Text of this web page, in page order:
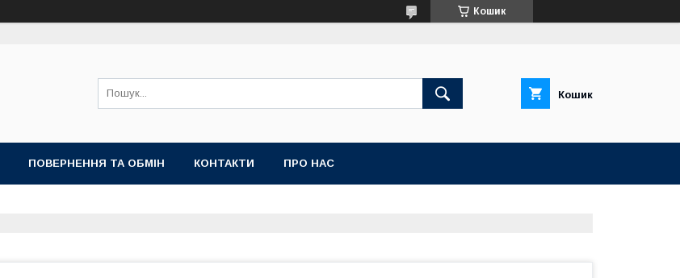
Кошик
Кошик
ПОВЕРНЕННЯ ТА ОБМІН КОНТАКТИ ПРО НАС